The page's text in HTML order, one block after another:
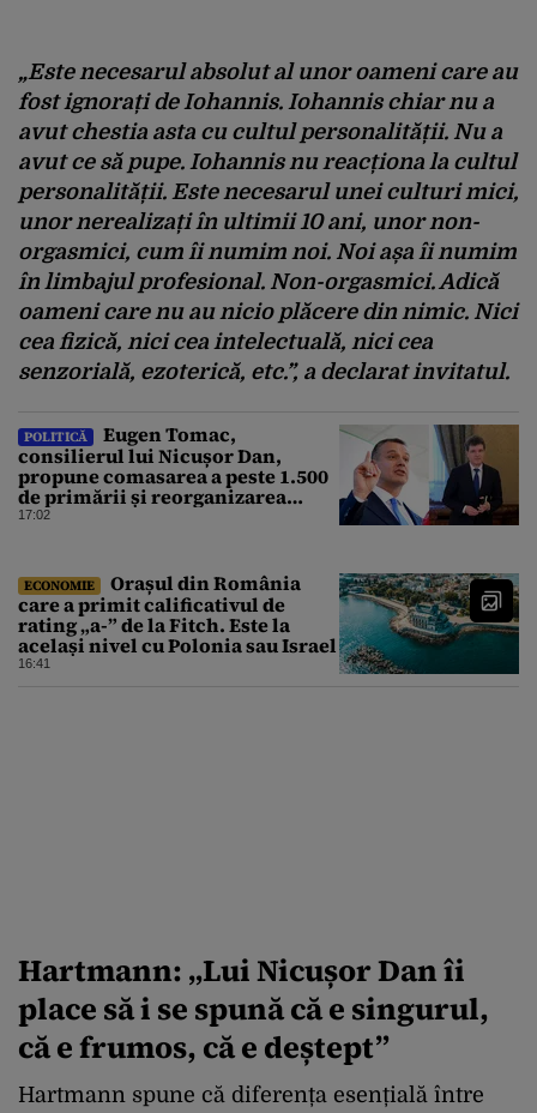
„Este necesarul absolut al unor oameni care au
fost ignorați de Iohannis. Iohannis chiar nu a
avut chestia asta cu cultul personalității. Nu a
avut ce să pupe. Iohannis nu reacționa la cultul
personalității. Este necesarul unei culturi mici,
unor nerealizați în ultimii 10 ani, unor non-
orgasmici, cum îi numim noi. Noi așa îi numim
în limbajul profesional. Non-orgasmici. Adică
oameni care nu au nicio plăcere din nimic. Nici
cea fizică, nici cea intelectuală, nici cea
senzorială, ezoterică, etc.”, a declarat invitatul.
POLITICĂ
Eugen Tomac,
consilierul lui Nicușor Dan,
propune comasarea a peste 1.500
de primării și reorganizarea
administrativă a județelor
17:02
ECONOMIE
Orașul din România
care a primit calificativul de
rating „a-” de la Fitch. Este la
același nivel cu Polonia sau Israel
16:41
Hartmann: „Lui Nicușor Dan îi
place să i se spună că e singurul,
că e frumos, că e deștept”
Hartmann spune că diferența esențială între